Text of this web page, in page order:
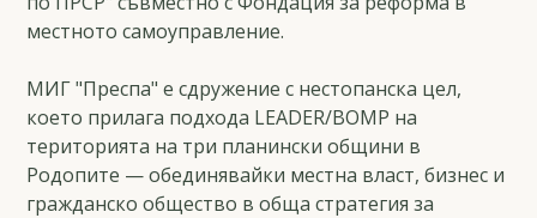
местното самоуправление.
МИГ "Преспа" е сдружение с нестопанска цел,
което прилага подхода LEADER/ВОМР на
територията на три планински общини в
Родопите — обединявайки местна власт, бизнес и
гражданско общество в обща стратегия за